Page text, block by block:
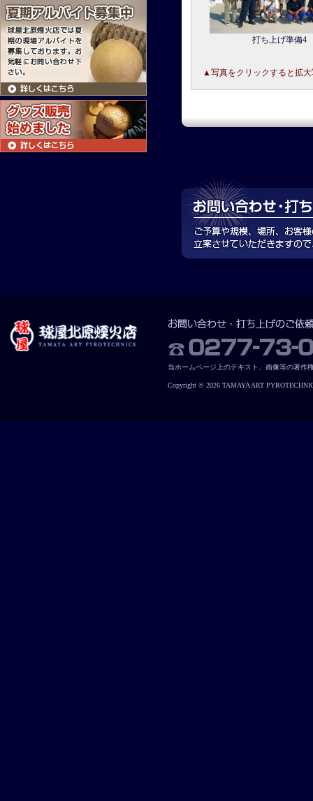
打ち上げ準備4
▲写真をクリックすると拡
当ホームページ上のテキスト、画像等の著作
Copyright © 2026 TAMAYA ART